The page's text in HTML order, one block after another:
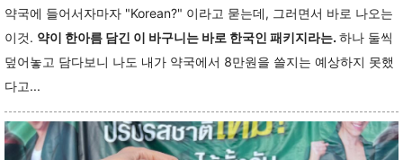
약국에 들어서자마자 "Korean?" 이라고 묻는데, 그러면서 바로 나오는
이것. 약이 한아름 담긴 이 바구니는 바로 한국인 패키지라는.하나 둘씩
덮어놓고 담다보니 나도 내가 약국에서 8만원을 쓸지는 예상하지 못했
다고...